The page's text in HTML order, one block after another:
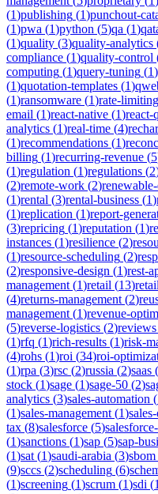
(1)publishing (1)punchout-
(1)pwa (1)python (5)qa (1)
(1)quality (3)quality-analytics
compliance (1)quality-control
computing (1)query-tuning (1)
(1)quotation-templates (1)
(1)ransomware (1)rate-limiting
email (1)react-native (1)react-
analytics (1)real-time (4)
(1)recommendations (1)
billing (1)recurring-revenue (5
(1)regulation (1)regulations (2
(2)remote-work (2)
(1)rental (3)rental-business (1)
(1)replication (1)report-
(3)repricing (1)reputation (1)
instances (1)resilience (2)
(1)resource-scheduling (2)
(2)responsive-design (1)rest-
management (1)retail (13)
(4)returns-management (2)
management (1)revenue-
(5)reverse-logistics (2)reviews
(1)rfq (1)rich-results (1)risk-
(4)rohs (1)roi (34)roi-
(1)rpa (3)rsc (2)russia (2)saas (
stock (1)sage (1)sage-50 (2)
analytics (3)sales-automation (
(1)sales-management (1)
tax (8)salesforce (5)
(1)sanctions (1)sap (5)sap-
(1)sat (1)saudi-arabia (3)sbom
(9)sccs (2)scheduling (6)
(1)screening (1)scrum (1)sdi (1